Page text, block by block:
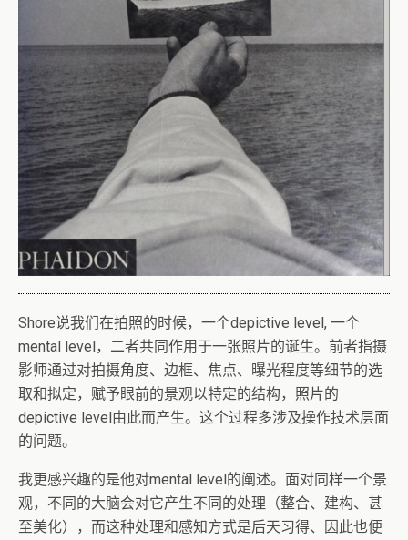
Shore说我们在拍照的时候，一个depictive level, 一个
mental level，二者共同作用于一张照片的诞生。前者指摄
影师通过对拍摄角度、边框、焦点、曝光程度等细节的选
取和拟定，赋予眼前的景观以特定的结构，照片的
depictive level由此而产生。这个过程多涉及操作技术层面
的问题。
我更感兴趣的是他对mental level的阐述。面对同样一个景
观，不同的大脑会对它产生不同的处理（整合、建构、甚
至美化），而这种处理和感知方式是后天习得、因此也便